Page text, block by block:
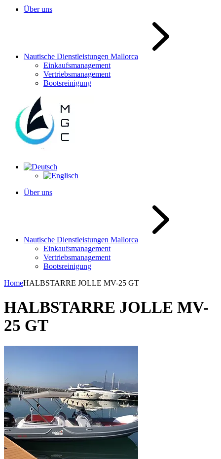
Über uns
Nautische Dienstleistungen Mallorca
Einkaufsmanagement
Vertriebsmanagement
Bootsreinigung
Über uns
Nautische Dienstleistungen Mallorca
Einkaufsmanagement
Vertriebsmanagement
Bootsreinigung
HomeHALBSTARRE JOLLE MV-25 GT
HALBSTARRE JOLLE MV-
25 GT